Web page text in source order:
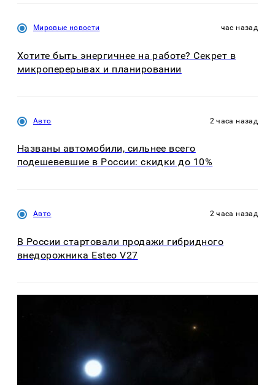
Мировые новости час назад
Хотите быть энергичнее на работе? Секрет в
микроперерывах и планировании
Авто 2 часа назад
Названы автомобили, сильнее всего
подешевевшие в России: скидки до 10%
Авто 2 часа назад
В России стартовали продажи гибридного
внедорожника Esteo V27